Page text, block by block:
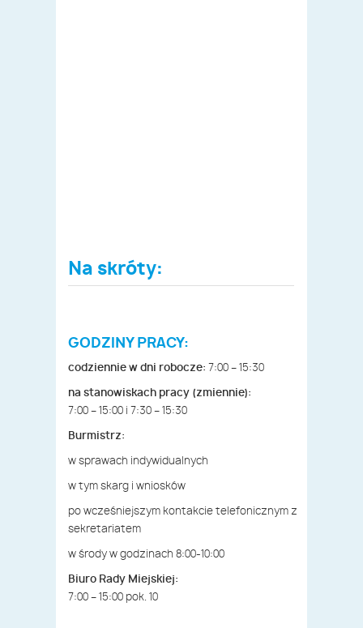
Na skróty:
GODZINY PRACY:
codziennie w dni robocze: 7:00 – 15:30
na stanowiskach pracy (zmiennie):
7:00 – 15:00 i 7:30 – 15:30
Burmistrz:
w sprawach indywidualnych
w tym skarg i wniosków
po wcześniejszym kontakcie telefonicznym z
sekretariatem
w środy w godzinach 8:00-10:00
Biuro Rady Miejskiej:
7:00 – 15:00 pok. 10